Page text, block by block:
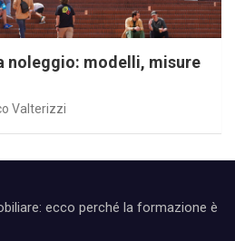
noleggio: modelli, misure
Valterizzi
ecco perché la formazione è